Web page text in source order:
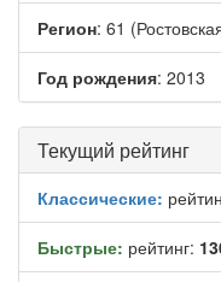
Регион: 61
Год рождения: 2013
Текущий рейтинг
Классические:
Быстрые: рейтинг: